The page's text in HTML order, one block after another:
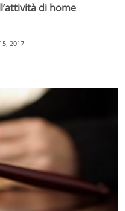
di home
2017